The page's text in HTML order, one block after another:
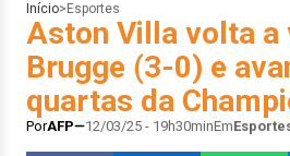
Início> Esportes
Aston Villa volta a
Brugge (3-0) e
quartas da
PorAFP 12/03/25 - 19h30minEm